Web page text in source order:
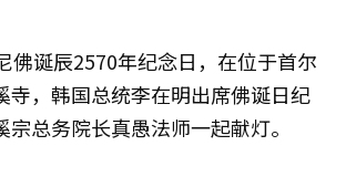
佛诞辰2570年纪念日，在位于首尔
寺，韩国总统李在明出席佛诞日纪
总务院长真愚法师一起献灯。